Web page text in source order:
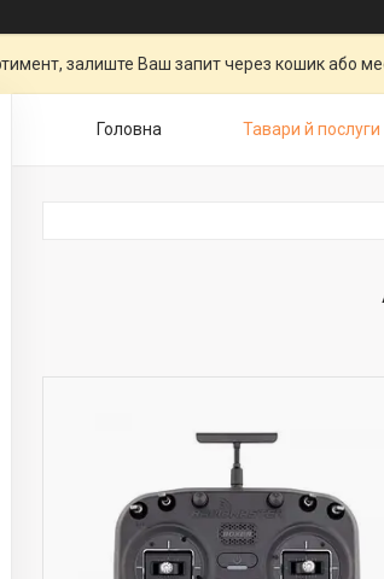
залиште Ваш запит через кошик або
Головна Тавари й послуги